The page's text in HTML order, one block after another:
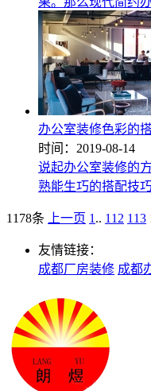
办公室装修色彩的
时间：2019-08-14
说起办公室装修的
熟能生巧的搭配技
1178条 上一页 1.. 112 113
友情链接：
成都厂房装修 成都